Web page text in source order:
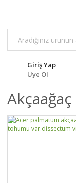
Giriş Yap
Üye Ol